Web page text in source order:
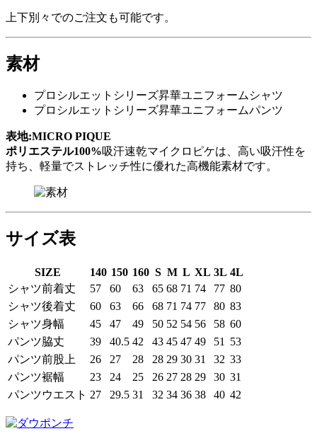
上下別々でのご注文も可能です。
素材
プロシルエットシリーズ昇華ユニフォームシャツ
プロシルエットシリーズ昇華ユニフォームパンツ
表地:MICRO PIQUE
ポリエステル100%吸汗速乾マイクロピケは、高い吸汗性を
持ち、軽量でストレッチ性に優れた高機能素材です。
サイズ表
SIZE 140 150 160 S M L XL 3L 4L
シャツ前着丈
57 60 63 65 68 71 74 77 80
シャツ後着丈
60 63 66 68 71 74 77 80 83
シャツ身幅
45 47 49 50 52 54 56 58 60
パンツ脇丈
39 40.5 42 43 45 47 49 51
53
パンツ前股上
26 27 28 28 29 30 31 32 33
パンツ裾幅
23 24 25 26 27 28 29 30 31
パンツウエスト 27 29.5 31 32 34 36 38 40 42